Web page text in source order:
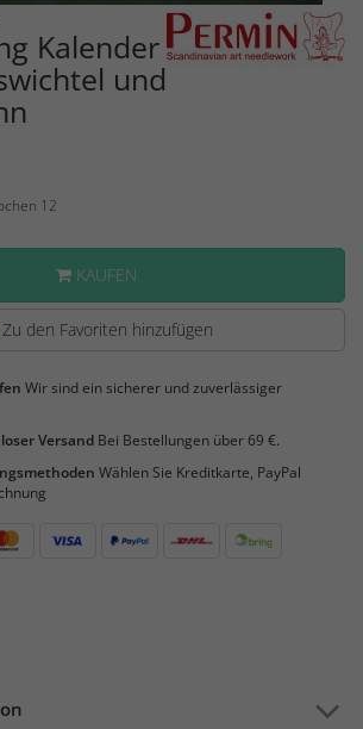
Kalender
und
12
KAUFEN
den Favoriten hinzufügen
Wir sind ein sicherer und zuverlässiger
Versand Bei Bestellungen über 69 €.
Wählen Sie Kreditkarte, PayPal